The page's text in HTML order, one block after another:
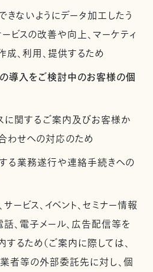
きないようにデータ加工したう
ビスの改善や向上、マーケティ
成、利用、提供するため
導入をご検討中のお客様の個
に関するご案内及びお客様か
わせへの対応のため
る業務遂行や連絡手続きへの
サービス、イベント、セミナー情報
話、電子メール、広告配信等を
るため（ご案内に際しては、
者等の外部委託先に対し、個